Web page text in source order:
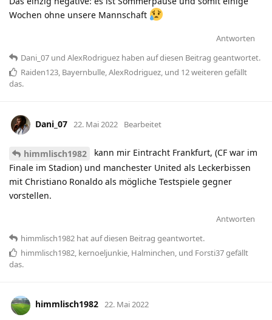
Wochen ohne unsere Mannschaft
Antworten
Dani_07 und AlexRodriguez haben auf diesen Beitrag geantwortet.
Raiden123, Bayernbulle,AlexRodriguez, und 12weiteren gefällt
das.
Dani_07 22. Mai 2022 Bearbeitet
himmlisch1982
kann mir Eintracht Frankfurt, (CF war im
Finale im Stadion) und manchester United als Leckerbissen
mit Christiano Ronaldo als mögliche Testspiele gegner
vorstellen.
Antworten
himmlisch1982 hatauf diesen Beitrag geantwortet.
himmlisch1982 kernoeljunkie Halminchen , und Forsti37gefällt
das.
himmlisch1982 22. Mai 2022